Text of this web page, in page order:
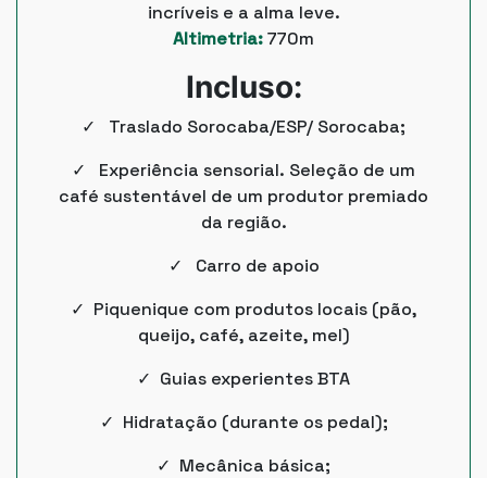
incríveis e a alma leve.
Altimetria:770m
Incluso:
✓ Traslado Sorocaba/ESP/ Sorocaba;
✓ Experiência sensorial. Seleção de um
café sustentável de um produtor premiado
da região.
✓ Carro de apoio
✓ Piquenique com produtos locais (pão,
queijo, café, azeite, mel)
✓ Guias experientes BTA
✓ Hidratação (durante os pedal);
✓ Mecânica básica;